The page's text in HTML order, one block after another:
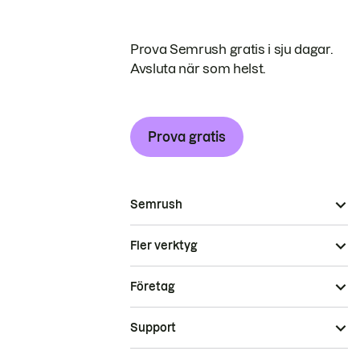
Prova Semrush gratis i sju dagar.
Avsluta när som helst.
Prova gratis
Semrush
Fler verktyg
Företag
Support